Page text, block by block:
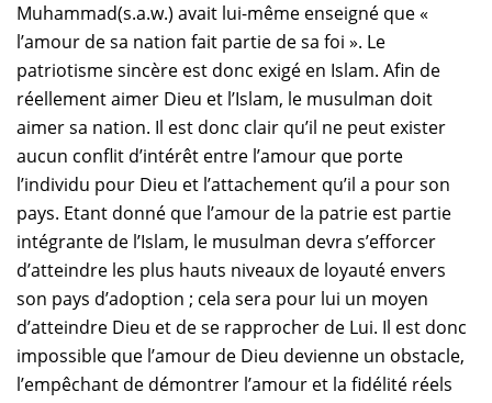
Muhammad(s.a.w.) avait lui-même enseigné que «
l’amour de sa nation fait partie de sa foi ». Le
patriotisme sincère est donc exigé en Islam. Afin de
réellement aimer Dieu et l’Islam, le musulman doit
aimer sa nation. Il est donc clair qu’il ne peut exister
aucun conflit d’intérêt entre l’amour que porte
l’individu pour Dieu et l’attachement qu’il a pour son
pays. Etant donné que l’amour de la patrie est partie
intégrante de l’Islam, le musulman devra s’efforcer
d’atteindre les plus hauts niveaux de loyauté envers
son pays d’adoption ; cela sera pour lui un moyen
d’atteindre Dieu et de se rapprocher de Lui. Il est donc
impossible que l’amour de Dieu devienne un obstacle,
l’empêchant de démontrer l’amour et la fidélité réels